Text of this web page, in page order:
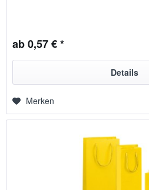
ab 0,57 € *
Details
Merken